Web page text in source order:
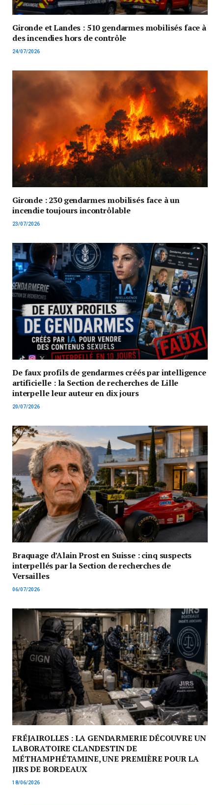
Gironde et Landes : 510 gendarmes mobilisés face à
des incendies hors de contrôle
24/07/2026
Gironde : 230 gendarmes mobilisés face à un
incendie toujours incontrôlable
23/07/2026
De faux profils de gendarmes créés par intelligence
artificielle : la Section de recherches de Lille
interpelle leur auteur en dix jours
20/07/2026
Braquage d’Alain Prost en Suisse : cinq suspects
interpellés par la Section de recherches de
Versailles
06/07/2026
FRÉJAIROLLES : LA GENDARMERIE DÉCOUVRE UN
LABORATOIRE CLANDESTIN DE
MÉTHAMPHÉTAMINE, UNE PREMIÈRE POUR LA
JIRS DE BORDEAUX
18/06/2026